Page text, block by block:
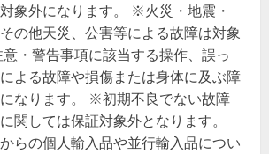
象外になります。 ※火災・地震・
の他天災、公害等による故障は対象
・警告事項に該当する操作、誤っ
よる故障や損傷または身体に及ぶ障
なります。 ※初期不良でない故障
関しては保証対象外となります。
らの個人輸入品や並行輸入品につい